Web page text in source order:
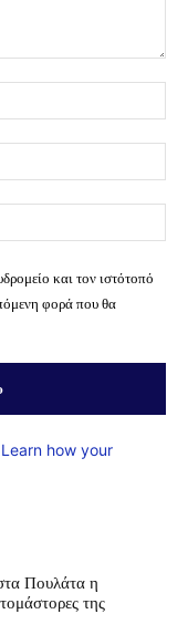
και τον ιστότοπό
φορά που θα
Learn how your
Πουλάτα η
της